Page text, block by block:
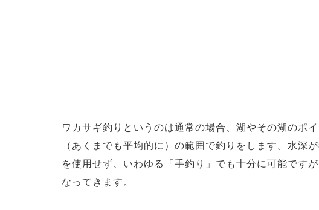
ワカサギ釣りというのは通常の場合、湖やその湖のポ
（あくまでも平均的に）の範囲で釣りをします。水深
を使用せず、いわゆる「手釣り」でも十分に可能です
なってきます。